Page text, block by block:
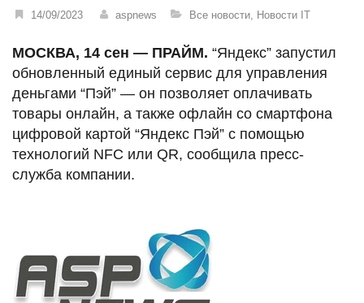
14/09/2023 aspnews Все новости, Новости IT
МОСКВА, 14 сен — ПРАЙМ. “Яндекс” запустил
обновленный единый сервис для управления
деньгами “Пэй” — он позволяет оплачивать
товары онлайн, а также офлайн со смартфона
цифровой картой “Яндекс Пэй” с помощью
технологий NFC или QR, сообщила пресс-
служба компании.